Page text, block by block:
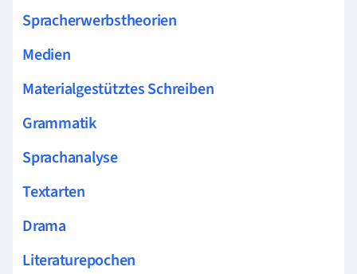
Spracherwerbstheorien
Medien
Materialgestütztes Schreiben
Grammatik
Sprachanalyse
Textarten
Drama
Literaturepochen